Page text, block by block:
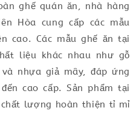
ghế quán ăn, nhà hàng
Hòa cung cấp các mẫu
cao. Các mẫu ghế ăn tại
liệu khác nhau như gỗ
nhựa giả mây, đáp ứng
cao cấp. Sản phẩm tại
lượng hoàn thiện tỉ mỉ